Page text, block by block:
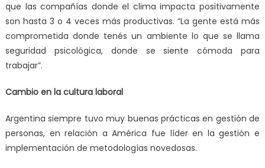
que las compañías donde el clima impacta positivamente
son hasta 3 o 4 veces más productivas. “La gente está más
comprometida donde tenés un ambiente lo que se llama
seguridad psicológica, donde se siente cómoda para
trabajar”.
Cambio en la cultura laboral
Argentina siempre tuvo muy buenas prácticas en gestión de
personas, en relación a América fue líder en la gestión e
implementación de metodologías novedosas.